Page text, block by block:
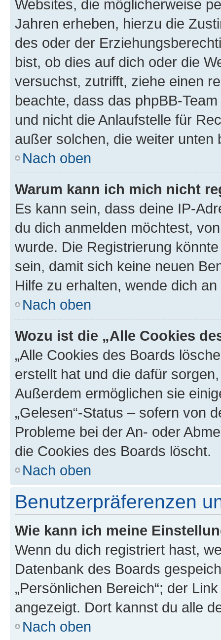
Websites, die möglicherweise
Jahren erheben, hierzu die
des oder der
bist, ob dies auf dich oder die
versuchst, zutrifft, ziehe einen
beachte, dass das phpBB-
und nicht die Anlaufstelle für
außer solchen, die weiter unten
Nach oben
Warum kann ich mich nicht
Es kann sein, dass deine IP-
du dich anmelden möchtest,
wurde. Die Registrierung
sein, damit sich keine neuen
Hilfe zu erhalten, wende dich
Nach oben
Wozu ist die „Alle Cookies
„Alle Cookies des Boards
erstellt hat und die dafür
Außerdem ermöglichen sie
„Gelesen“-Status – sofern von
Probleme bei der An- oder
die Cookies des Boards löscht.
Nach oben
Benutzerpräferenzen
Wie kann ich meine
Wenn du dich registriert hast,
Datenbank des Boards
„Persönlichen Bereich“; der
angezeigt. Dort kannst du alle
Nach oben